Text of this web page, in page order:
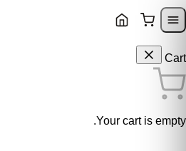
Skip to navigation
Cart
Your cart is empty.